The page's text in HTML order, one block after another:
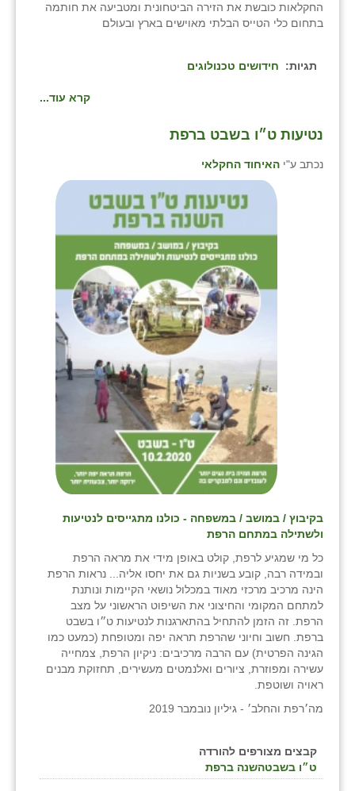
החקלאות כובשת את הזירה הביטחונית ומטביעה את חותמה
בתחום כלי הטייס הבלתי מאוישים בארץ ובעולם
תגיות: חידושים טכנולוגים
קרא עוד...
נטיעות ט״ו בשבט ברפת
נכתב ע"י האיחוד החקלאי
בקיבוץ / במושב / במשפחה - כולנו מתגייסים לנטיעות
ולשתילה במתחם הרפת
כל מי שמגיע לרפת, קולט באופן מידי את מראה הרפת
ובמידה רבה, קובע בשניות גם את יחסו אליה... נראות הרפת
הינה מרכיב מרכזי מאוד במכלול נושאי הקיימות ונותנת
למתחם המקומי והחיצוני את השיפוט הראשוני על מצב
הרפת. זה הזמן להתחיל בהתארגנות לנטיעות ט״ו בשבט
ברפת. חשוב וחיוני שהרפת תראה יפה ומטופחת (כמעט כמו
הגינה הפרטית) עם הרבה מרכיבים: ניקיון הרפת, צמחייה
עשירה ומפוזרת, ציורים ואלנמטים מעשירים, תחזוקת מבנים
ראויה ושוטפת.
מה׳רפת והחלב׳ - גיליון נובמבר 2019
קבצים מצורפים להורדה
ט״ו בשבטהשנה ברפת